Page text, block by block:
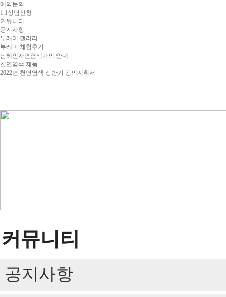
예약문의
1:1상담신청
커뮤니티
공지사항
부래미 갤러리
부래미 체험후기
남혜인자연염색가의 안내
천연염색 제품
2022년 천연염색 상반기 강의계획서
커뮤니티
공지사항